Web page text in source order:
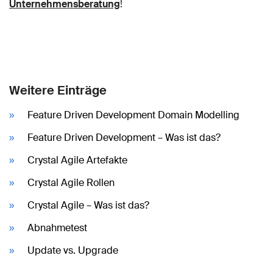
Unternehmensberatung!
Weitere Einträge
Feature Driven Development Domain Modelling
Feature Driven Development – Was ist das?
Crystal Agile Artefakte
Crystal Agile Rollen
Crystal Agile – Was ist das?
Abnahmetest
Update vs. Upgrade